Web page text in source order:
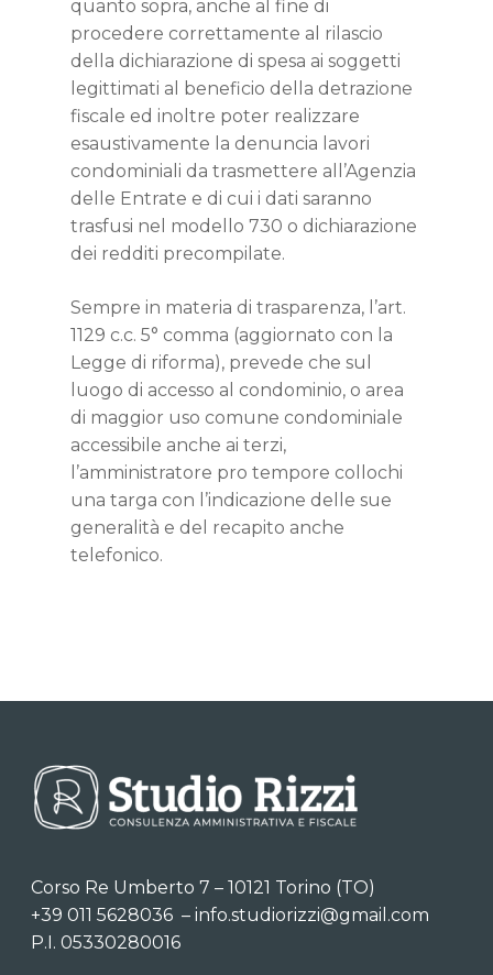
quanto sopra, anche al fine di
procedere correttamente al rilascio
della dichiarazione di spesa ai soggetti
legittimati al beneficio della detrazione
fiscale ed inoltre poter realizzare
esaustivamente la denuncia lavori
condominiali da trasmettere all’Agenzia
delle Entrate e di cui i dati saranno
trasfusi nel modello 730 o dichiarazione
dei redditi precompilate.
Sempre in materia di trasparenza, l’art.
1129 c.c. 5° comma (aggiornato con la
Legge di riforma), prevede che sul
luogo di accesso al condominio, o area
di maggior uso comune condominiale
accessibile anche ai terzi,
l’amministratore pro tempore collochi
una targa con l’indicazione delle sue
generalità e del recapito anche
telefonico.
Corso Re Umberto 7 – 10121 Torino (TO)
+39 011 5628036 – info.studiorizzi@gmail.com
P.I. 05330280016